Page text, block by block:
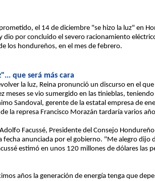
el 14 de diciembre "se hizo la luz" en
dio por concluido el severo racionamiento
los hondureños, en el mes de febrero.
que será más cara
la luz, Reina pronunció un discurso en el
meses se vio sumergido en las tinieblas,
Sandoval, gerente de la estatal empresa de
la represa Francisco Morazán tardaría varios
Facussé, Presidente del Consejo
fecha anunciada por el gobierno. "Me alegro dijo
estimó en unos 120 millones de dólares las
años la generación de energía tenga que